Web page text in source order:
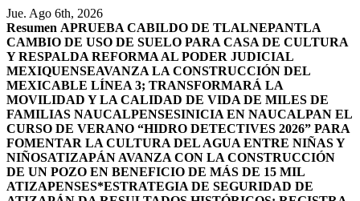
Saltar
al
contenido
Jue. Ago 6th, 2026
Resumen APRUEBA CABILDO DE TLALNEPANTLA
CAMBIO DE USO DE SUELO PARA CASA DE CULTURA
Y RESPALDA REFORMA AL PODER JUDICIAL
MEXIQUENSEAVANZA LA CONSTRUCCIÓN DEL
MEXICABLE LÍNEA 3; TRANSFORMARÁ LA
MOVILIDAD Y LA CALIDAD DE VIDA DE MILES DE
FAMILIAS NAUCALPENSESINICIA EN NAUCALPAN EL
CURSO DE VERANO “HIDRO DETECTIVES 2026” PARA
FOMENTAR LA CULTURA DEL AGUA ENTRE NIÑAS Y
NIÑOSATIZAPÁN AVANZA CON LA CONSTRUCCIÓN
DE UN POZO EN BENEFICIO DE MÁS DE 15 MIL
ATIZAPENSES*ESTRATEGIA DE SEGURIDAD DE